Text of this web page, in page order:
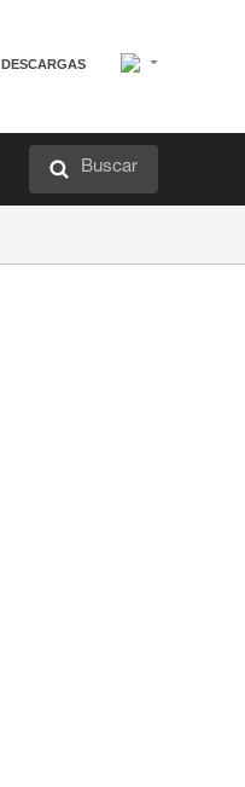
DESCARGAS
Buscar